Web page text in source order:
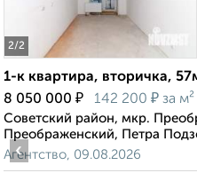
2/2
1-к квартира, вторичка,
8 050 000 ₽ 142 200 ₽ за м²
Советский район, мкр.
Преображенский, Петра
Агентство, 09.08.2026
‹